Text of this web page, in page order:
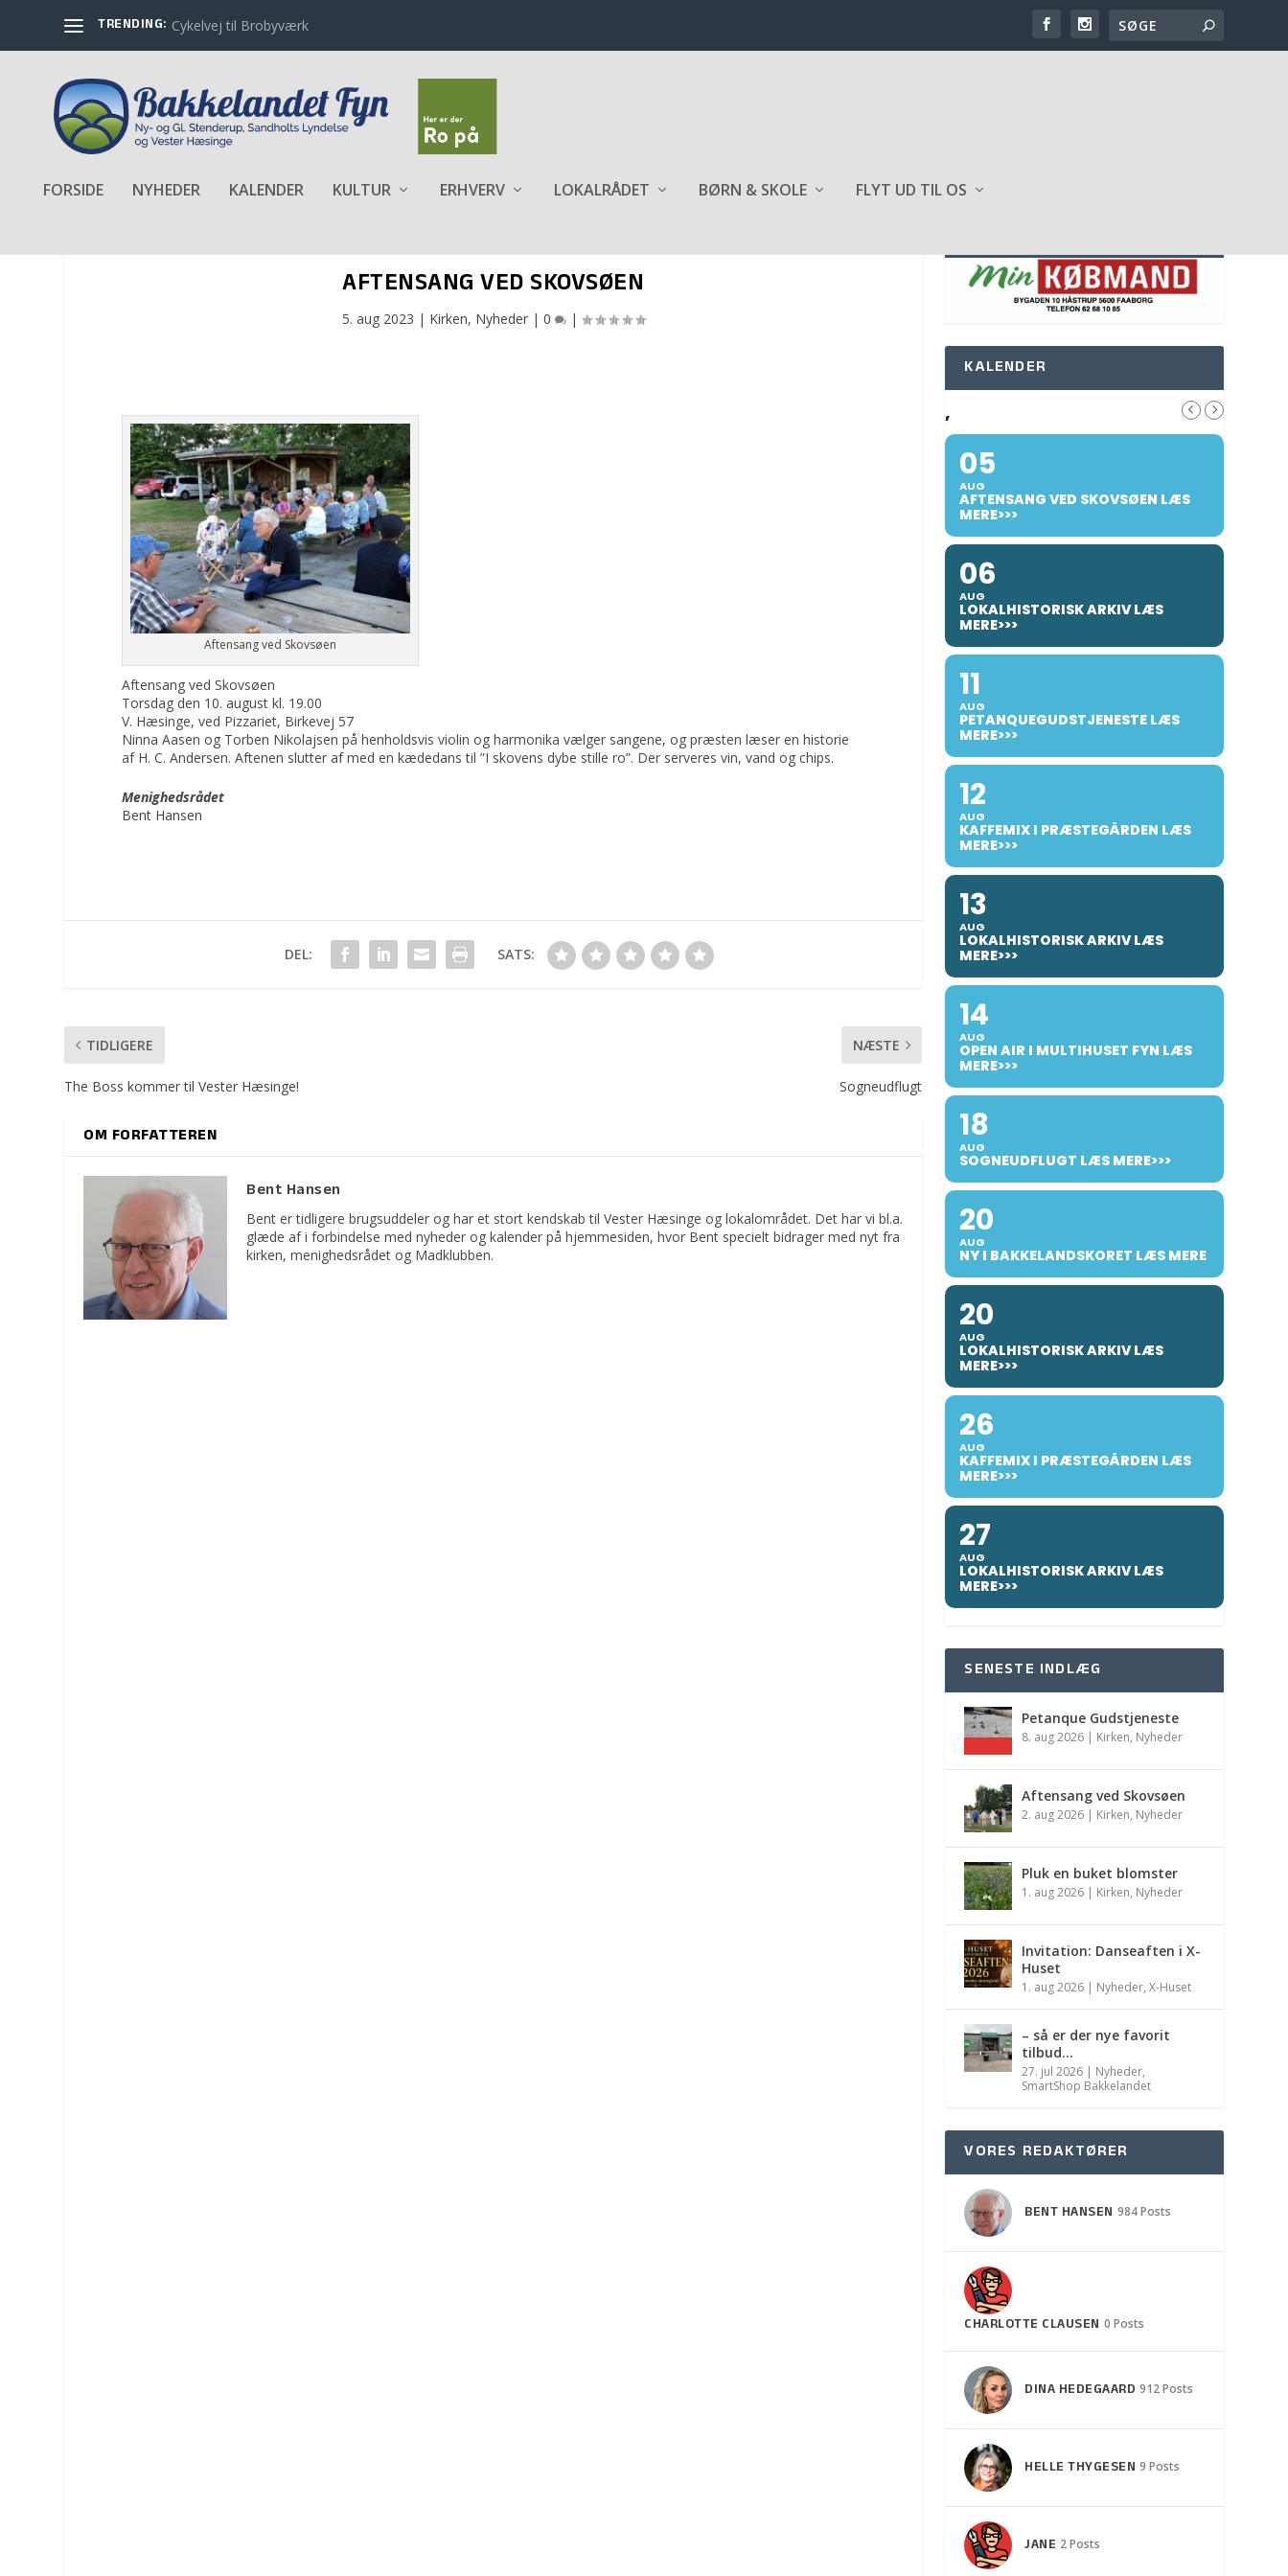
TRENDING: Cykelvej til Brobyværk
FORSIDE NYHEDER KALENDER KULTUR ERHVERV LOKALRÅDET BØRN & SKOLE FLYT UD TIL OS
AFTENSANG VED SKOVSØEN
5. aug 2023 | Kirken, Nyheder| 0 |
Aftensang ved Skovsøen
Aftensang ved Skovsøen
Torsdag den 10. august kl. 19.00
V. Hæsinge, ved Pizzariet, Birkevej 57
Ninna Aasen og Torben Nikolajsen på henholdsvis violin og harmonika vælger sangene, og præsten læser en historie
af H. C. Andersen. Aftenen slutter af med en kædedans til ”I skovens dybe stille ro”. Der serveres vin, vand og chips.
Menighedsrådet
Bent Hansen
DEL: SATS:
TIDLIGERE
The Boss kommer til Vester Hæsinge!
NÆSTE
Sogneudflugt
OM FORFATTEREN
Bent Hansen
Bent er tidligere brugsuddeler og har et stort kendskab til Vester Hæsinge og lokalområdet. Det har vi bl.a.
glæde af i forbindelse med nyheder og kalender på hjemmesiden, hvor Bent specielt bidrager med nyt fra
kirken, menighedsrådet og Madklubben.
KALENDER
,
05
AUG
AFTENSANG VED SKOVSØEN LÆS
MERE>>>
06
AUG
LOKALHISTORISK ARKIV LÆS
MERE>>>
11
AUG
PETANQUEGUDSTJENESTE LÆS
MERE>>>
12
AUG
KAFFEMIX I PRÆSTEGÅRDEN LÆS
MERE>>>
13
AUG
LOKALHISTORISK ARKIV LÆS
MERE>>>
14
AUG
OPEN AIR I MULTIHUSET FYN LÆS
MERE>>>
18
AUG
SOGNEUDFLUGT LÆS MERE>>>
20
AUG
NY I BAKKELANDSKORET LÆS MERE
20
AUG
LOKALHISTORISK ARKIV LÆS
MERE>>>
26
AUG
KAFFEMIX I PRÆSTEGÅRDEN LÆS
MERE>>>
27
AUG
LOKALHISTORISK ARKIV LÆS
MERE>>>
SENESTE INDLÆG
Petanque Gudstjeneste
8. aug 2026 | Kirken, Nyheder
Aftensang ved Skovsøen
2. aug 2026 | Kirken, Nyheder
Pluk en buket blomster
1. aug 2026 | Kirken, Nyheder
Invitation: Danseaften i X-
Huset
1. aug 2026 | Nyheder,X-Huset
– så er der nye favorit
tilbud…
27. jul 2026 | Nyheder,
SmartShop Bakkelandet
VORES REDAKTØRER
BENT HANSEN 984 Posts
CHARLOTTE CLAUSEN 0 Posts
DINA HEDEGAARD 912 Posts
HELLE THYGESEN 9 Posts
JANE 2 Posts